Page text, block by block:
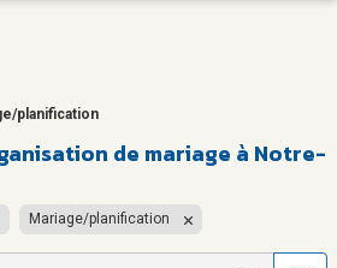
planification
de mariage à Notre-
Mariage/planification